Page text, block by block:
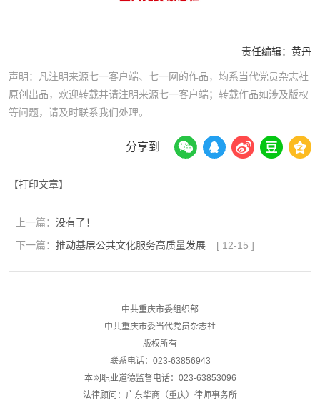
责任编辑： 黄丹
声明：凡注明来源七一客户端、七一网的作品，均系当代党员杂志社
原创出品，欢迎转载并请注明来源七一客户端；转载作品如涉及版权
等问题，请及时联系我们处理。
分享到
【打印文章】
上一篇： 没有了！
下一篇： 推动基层公共文化服务高质量发展 [ 12-15 ]
中共重庆市委组织部
中共重庆市委当代党员杂志社
版权所有
联系电话：023-63856943
本网职业道德监督电话：023-63853096
法律顾问：广东华商（重庆）律师事务所